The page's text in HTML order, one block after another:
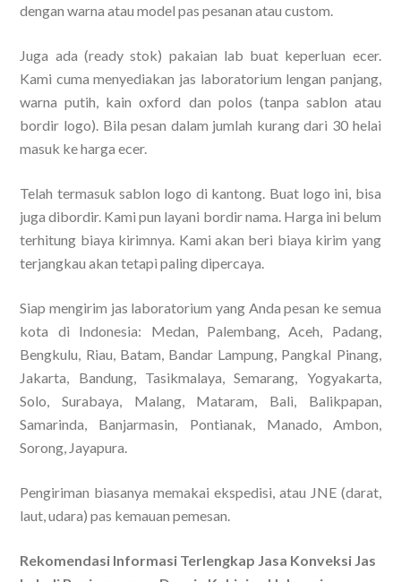
dengan warna atau model pas pesanan atau custom.
Juga ada (ready stok) pakaian lab buat keperluan ecer.
Kami cuma menyediakan jas laboratorium lengan panjang,
warna putih, kain oxford dan polos (tanpa sablon atau
bordir logo). Bila pesan dalam jumlah kurang dari 30 helai
masuk ke harga ecer.
Telah termasuk sablon logo di kantong. Buat logo ini, bisa
juga dibordir. Kami pun layani bordir nama. Harga ini belum
terhitung biaya kirimnya. Kami akan beri biaya kirim yang
terjangkau akan tetapi paling dipercaya.
Siap mengirim jas laboratorium yang Anda pesan ke semua
kota di Indonesia: Medan, Palembang, Aceh, Padang,
Bengkulu, Riau, Batam, Bandar Lampung, Pangkal Pinang,
Jakarta, Bandung, Tasikmalaya, Semarang, Yogyakarta,
Solo, Surabaya, Malang, Mataram, Bali, Balikpapan,
Samarinda, Banjarmasin, Pontianak, Manado, Ambon,
Sorong, Jayapura.
Pengiriman biasanya memakai ekspedisi, atau JNE (darat,
laut, udara) pas kemauan pemesan.
Rekomendasi Informasi Terlengkap Jasa Konveksi Jas